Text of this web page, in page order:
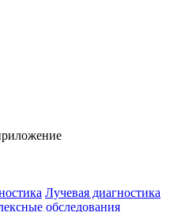
Лучевая диагностика
обследования